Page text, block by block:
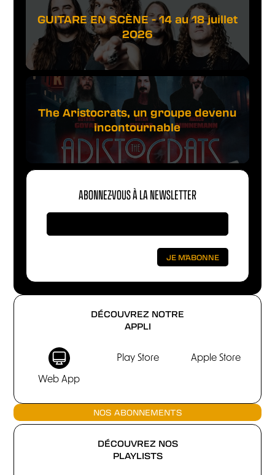
DÉCOUVREZ NOTRE
APPLI
Web App
Play Store Apple Store
NOS ABONNEMENTS
DÉCOUVREZ NOS
PLAYLISTS
GUITARE EN SCÈNE - 14 au 18 juillet
2026
The Aristocrats, un groupe devenu
incontournable
ABONNEZ-VOUS À LA NEWSLETTER